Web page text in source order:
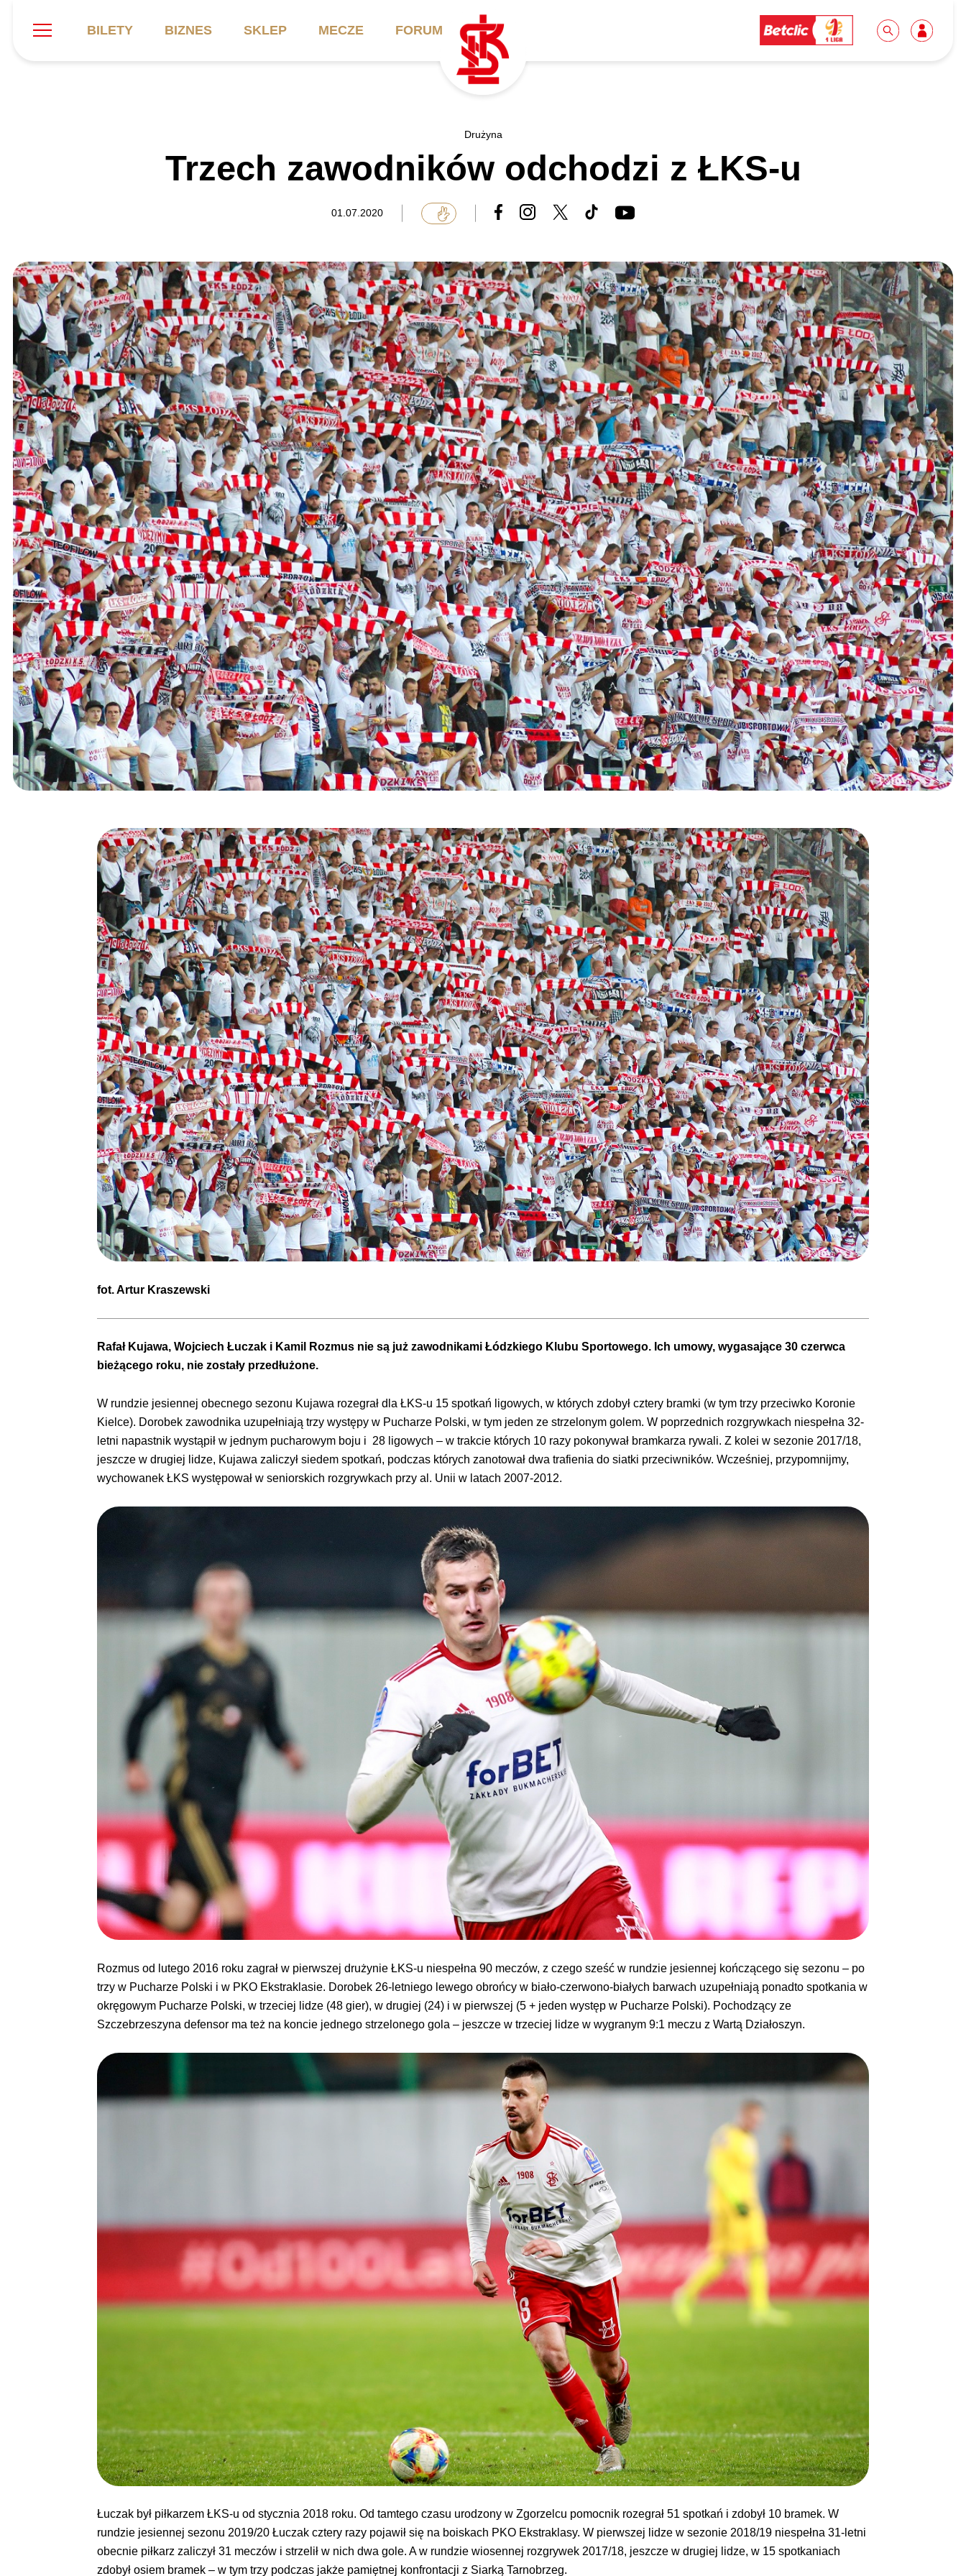
BILETY BIZNES SKLEP MECZE FORUM
Informacje ogólne
Stadion
Sprawozdania
Ochrona dzieci
Aktualności
Galeria
Catering
Karnety
FAQ
Regulaminy
Aktualności
Kadra trenerska
ŁKS II
Drużyny Akademii
ŁKS Schools
Staże w Akademii ŁKS
Kluby partnerskie
Kontakt
Bilety VIP/Skybox
Oferta komercyjna
Ełkaesiacki Klub
Urodziny w Skybox
Biuro prasowe
Do pobrania
Idę pierwszy raz!
Wycieczki
Wolontariat
Patronite
Kolorowanki
SKLEP KUP BILET
Drużyna
Trzech zawodników odchodzi z ŁKS-u
01.07.2020
fot.Artur Kraszewski
Rafał Kujawa, Wojciech Łuczak i Kamil Rozmus nie są już zawodnikami Łódzkiego Klubu Sportowego. Ich umowy, wygasające 30 czerwca
bieżącego roku, nie zostały przedłużone.
W rundzie jesiennej obecnego sezonu Kujawa rozegrał dla ŁKS-u 15 spotkań ligowych, w których zdobył cztery bramki (w tym trzy przeciwko Koronie
Kielce). Dorobek zawodnika uzupełniają trzy występy w Pucharze Polski, w tym jeden ze strzelonym golem. W poprzednich rozgrywkach niespełna 32-
letni napastnik wystąpił w jednym pucharowym boju i 28 ligowych – w trakcie których 10 razy pokonywał bramkarza rywali. Z kolei w sezonie 2017/18,
jeszcze w drugiej lidze, Kujawa zaliczył siedem spotkań, podczas których zanotował dwa trafienia do siatki przeciwników. Wcześniej, przypomnijmy,
wychowanek ŁKS występował w seniorskich rozgrywkach przy al. Unii w latach 2007-2012.
Rozmus od lutego 2016 roku zagrał w pierwszej drużynie ŁKS-u niespełna 90 meczów, z czego sześć w rundzie jesiennej kończącego się sezonu – po
trzy w Pucharze Polski i w PKO Ekstraklasie. Dorobek 26-letniego lewego obrońcy w biało-czerwono-białych barwach uzupełniają ponadto spotkania w
okręgowym Pucharze Polski, w trzeciej lidze (48 gier), w drugiej (24) i w pierwszej (5 + jeden występ w Pucharze Polski). Pochodzący ze
Szczebrzeszyna defensor ma też na koncie jednego strzelonego gola – jeszcze w trzeciej lidze w wygranym 9:1 meczu z Wartą Działoszyn.
Łuczak był piłkarzem ŁKS-u od stycznia 2018 roku. Od tamtego czasu urodzony w Zgorzelcu pomocnik rozegrał 51 spotkań i zdobył 10 bramek. W
rundzie jesiennej sezonu 2019/20 Łuczak cztery razy pojawił się na boiskach PKO Ekstraklasy. W pierwszej lidze w sezonie 2018/19 niespełna 31-letni
obecnie piłkarz zaliczył 31 meczów i strzelił w nich dwa gole. A w rundzie wiosennej rozgrywek 2017/18, jeszcze w drugiej lidze, w 15 spotkaniach
zdobył osiem bramek – w tym trzy podczas jakże pamiętnej konfrontacji z Siarką Tarnobrzeg.